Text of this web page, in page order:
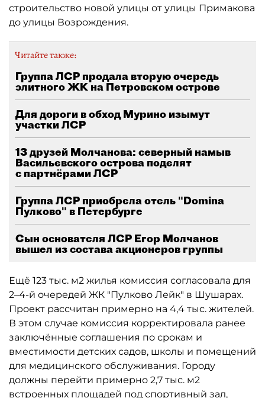
строительство новой улицы от улицы Примакова
до улицы Возрождения.
Читайте также:
Группа ЛСР продала вторую очередь
элитного ЖК на Петровском острове
Для дороги в обход Мурино изымут
участки ЛСР
13 друзей Молчанова: северный намыв
Васильевского острова поделят
с партнёрами ЛСР
Группа ЛСР приобрела отель "Domina
Пулково" в Петербурге
Сын основателя ЛСР Егор Молчанов
вышел из состава акционеров группы
Ещё 123 тыс. м2 жилья комиссия согласовала для
2–4-й очередей ЖК "Пулково Лейк" в Шушарах.
Проект рассчитан примерно на 4,4 тыс. жителей.
В этом случае комиссия корректировала ранее
заключённые соглашения по срокам и
вместимости детских садов, школы и помещений
для медицинского обслуживания. Городу
должны перейти примерно 2,7 тыс. м2
встроенных площадей под спортивный зал,